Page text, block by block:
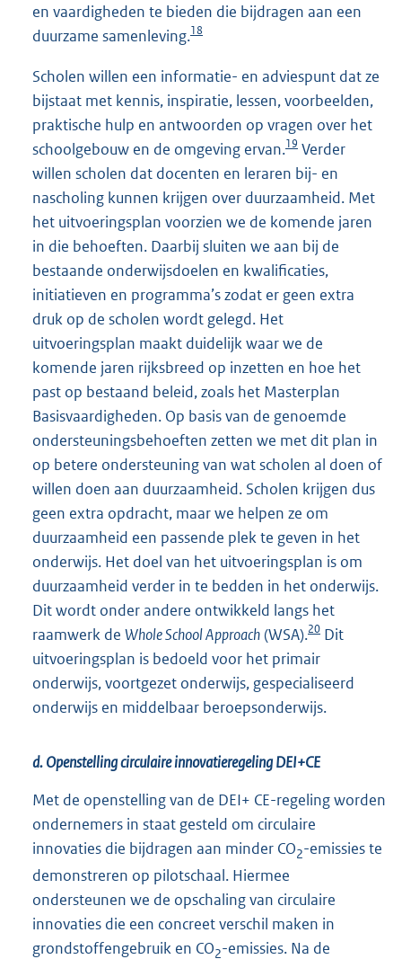
en vaardigheden te bieden die bijdragen aan een
duurzame samenleving.18
Scholen willen een informatie- en adviespunt dat ze
bijstaat met kennis, inspiratie, lessen, voorbeelden,
praktische hulp en antwoorden op vragen over het
schoolgebouw en de omgeving ervan.19 Verder
willen scholen dat docenten en leraren bij- en
nascholing kunnen krijgen over duurzaamheid. Met
het uitvoeringsplan voorzien we de komende jaren
in die behoeften. Daarbij sluiten we aan bij de
bestaande onderwijsdoelen en kwalificaties,
initiatieven en programma’s zodat er geen extra
druk op de scholen wordt gelegd. Het
uitvoeringsplan maakt duidelijk waar we de
komende jaren rijksbreed op inzetten en hoe het
past op bestaand beleid, zoals het Masterplan
Basisvaardigheden. Op basis van de genoemde
ondersteuningsbehoeften zetten we met dit plan in
op betere ondersteuning van wat scholen al doen of
willen doen aan duurzaamheid. Scholen krijgen dus
geen extra opdracht, maar we helpen ze om
duurzaamheid een passende plek te geven in het
onderwijs. Het doel van het uitvoeringsplan is om
duurzaamheid verder in te bedden in het onderwijs.
Dit wordt onder andere ontwikkeld langs het
raamwerk de Whole School Approach(WSA).20 Dit
uitvoeringsplan is bedoeld voor het primair
onderwijs, voortgezet onderwijs, gespecialiseerd
onderwijs en middelbaar beroepsonderwijs.
d. Openstelling circulaire innovatieregeling DEI+CE
Met de openstelling van de DEI+ CE-regeling worden
ondernemers in staat gesteld om circulaire
innovaties die bijdragen aan minder CO2-emissies te
demonstreren op pilotschaal. Hiermee
ondersteunen we de opschaling van circulaire
innovaties die een concreet verschil maken in
grondstoffengebruik en CO2-emissies. Na de